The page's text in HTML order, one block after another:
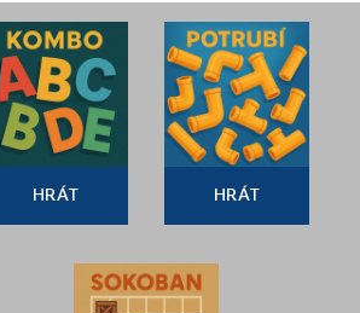
HRÁT HRÁT